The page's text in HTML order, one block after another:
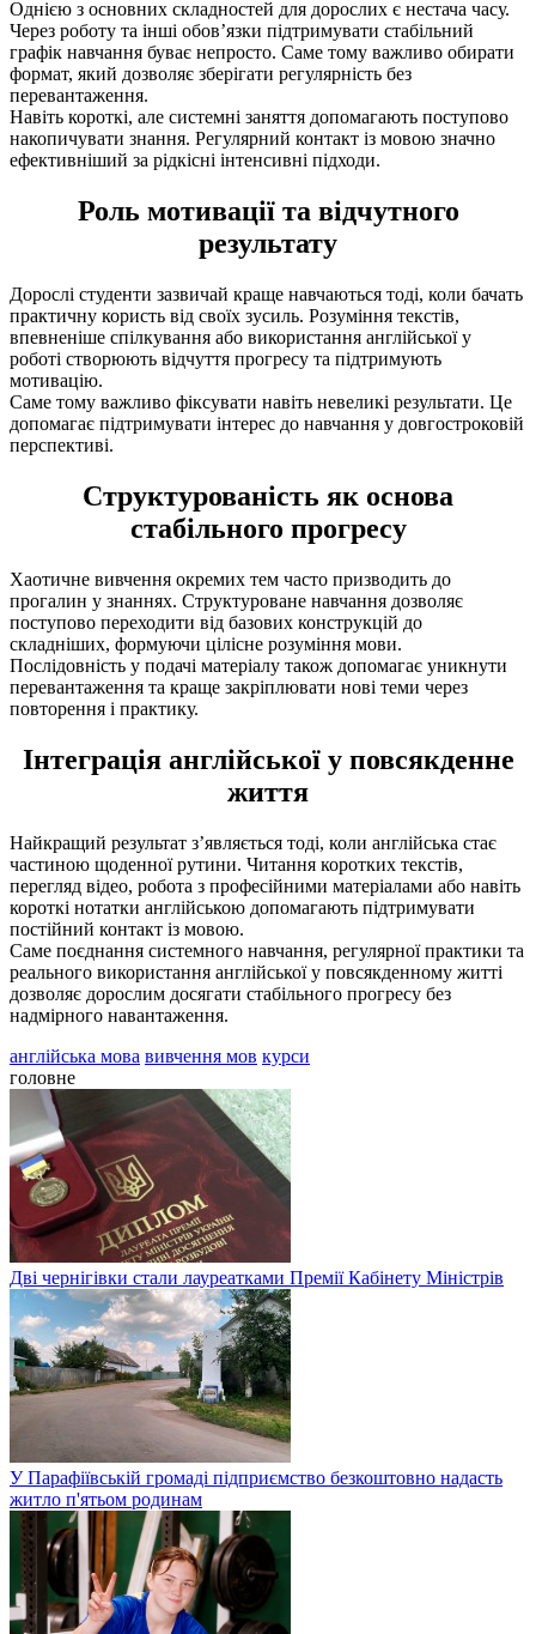
Однією з основних складностей для дорослих є нестача часу.
Через роботу та інші обов’язки підтримувати стабільний
графік навчання буває непросто. Саме тому важливо обирати
формат, який дозволяє зберігати регулярність без
перевантаження.
Навіть короткі, але системні заняття допомагають поступово
накопичувати знання. Регулярний контакт із мовою значно
ефективніший за рідкісні інтенсивні підходи.
Роль мотивації та відчутного
результату
Дорослі студенти зазвичай краще навчаються тоді, коли бачать
практичну користь від своїх зусиль. Розуміння текстів,
впевненіше спілкування або використання англійської у
роботі створюють відчуття прогресу та підтримують
мотивацію.
Саме тому важливо фіксувати навіть невеликі результати. Це
допомагає підтримувати інтерес до навчання у довгостроковій
перспективі.
Структурованість як основа
стабільного прогресу
Хаотичне вивчення окремих тем часто призводить до
прогалин у знаннях. Структуроване навчання дозволяє
поступово переходити від базових конструкцій до
складніших, формуючи цілісне розуміння мови.
Послідовність у подачі матеріалу також допомагає уникнути
перевантаження та краще закріплювати нові теми через
повторення і практику.
Інтеграція англійської у повсякденне
життя
Найкращий результат з’являється тоді, коли англійська стає
частиною щоденної рутини. Читання коротких текстів,
перегляд відео, робота з професійними матеріалами або навіть
короткі нотатки англійською допомагають підтримувати
постійний контакт із мовою.
Саме поєднання системного навчання, регулярної практики та
реального використання англійської у повсякденному житті
дозволяє дорослим досягати стабільного прогресу без
надмірного навантаження.
англійська мова вивчення мов курси
головне
Дві чернігівки стали лауреатками Премії Кабінету Міністрів
У Парафіївській громаді підприємство безкоштовно надасть
житло п'ятьом родинам